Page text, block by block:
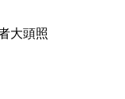
大頭照